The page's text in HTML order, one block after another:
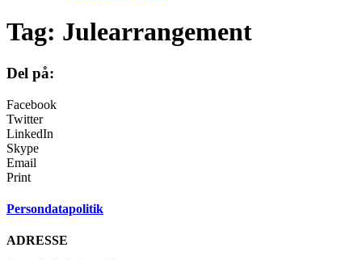
Tag: Julearrangement
Del på:
Facebook
Twitter
LinkedIn
Skype
Email
Print
Persondatapolitik
ADRESSE